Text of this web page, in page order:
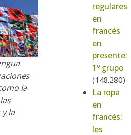
la
y la
regulares
en
francés
en
presente:
1º grupo
(148.280)
La ropa
en
francés:
les